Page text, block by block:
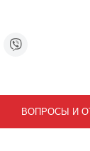
ВОПРОСЫ И